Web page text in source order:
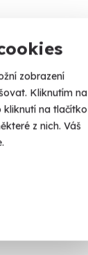
zobrazení
Kliknutím na
kliknutí na tlačítko
z nich. Váš